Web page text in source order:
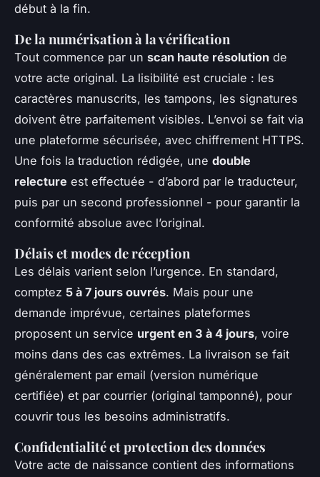
début à la fin.
De la numérisation à la vérification
Tout commence par un scan haute résolution de
votre acte original. La lisibilité est cruciale : les
caractères manuscrits, les tampons, les signatures
doivent être parfaitement visibles. L’envoi se fait via
une plateforme sécurisée, avec chiffrement HTTPS.
Une fois la traduction rédigée, une double
relecture est effectuée - d’abord par le traducteur,
puis par un second professionnel - pour garantir la
conformité absolue avec l’original.
Délais et modes de réception
Les délais varient selon l’urgence. En standard,
comptez 5 à 7 jours ouvrés. Mais pour une
demande imprévue, certaines plateformes
proposent un service urgent en 3 à 4 jours, voire
moins dans des cas extrêmes. La livraison se fait
généralement par email (version numérique
certifiée) et par courrier (original tamponné), pour
couvrir tous les besoins administratifs.
Confidentialité et protection des données
Votre acte de naissance contient des informations